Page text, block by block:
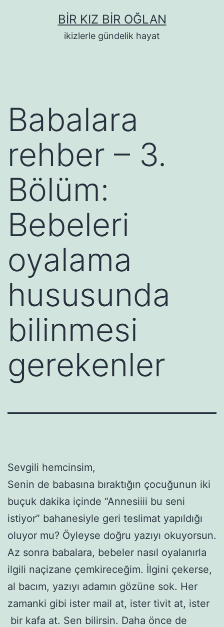
BIR KIZ BIR OĞLAN
ikizlerle gündelik hayat
Babalara
rehber – 3.
Bölüm:
Bebeleri
oyalama
hususunda
bilinmesi
gerekenler
Sevgili hemcinsim,
Senin de babasına bıraktığın çocuğunun iki
buçuk dakika içinde “Annesiiii bu seni
istiyor” bahanesiyle geri teslimat yapıldığı
oluyor mu? Öyleyse doğru yazıyı okuyorsun.
Az sonra babalara, bebeler nasıl oyalanırla
ilgili naçizane çemkireceğim. İlgini çekerse,
al bacım, yazıyı adamın gözüne sok. Her
zamanki gibi ister mail at, ister tivit at, ister
bir kafa at. Sen bilirsin. Daha önce de